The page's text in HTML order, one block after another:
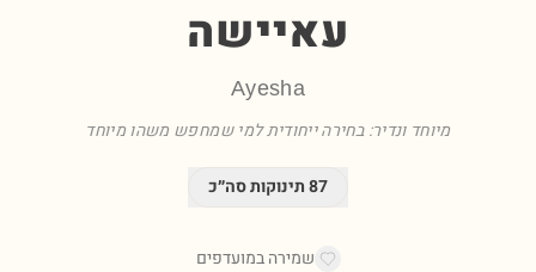
עאיישה
Ayesha
מיוחד ונדיר: בחירה ייחודית למי שמחפש משהו מיוחד
87תינוקות סה״כ
שמירה במועדפים